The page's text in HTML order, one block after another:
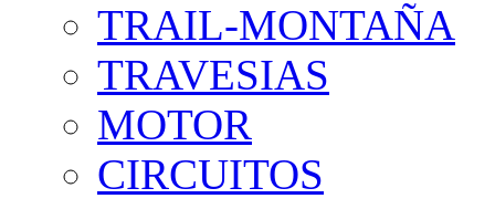
TRAIL-MONTAÑA
TRAVESIAS
MOTOR
CIRCUITOS